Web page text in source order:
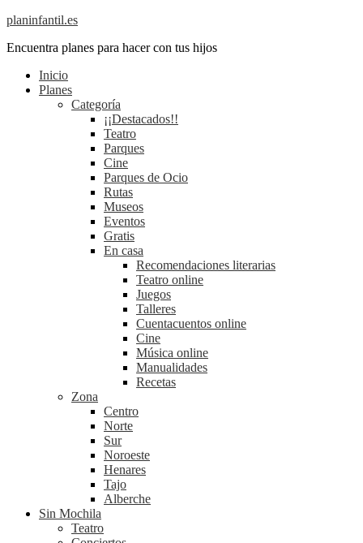
planinfantil.es
Encuentra planes para hacer con tus hijos
Inicio
Planes
Categoría
¡¡Destacados!!
Teatro
Parques
Cine
Parques de Ocio
Rutas
Museos
Eventos
Gratis
En casa
Recomendaciones literarias
Teatro online
Juegos
Talleres
Cuentacuentos online
Cine
Música online
Manualidades
Recetas
Zona
Centro
Norte
Sur
Noroeste
Henares
Tajo
Alberche
Sin Mochila
Teatro